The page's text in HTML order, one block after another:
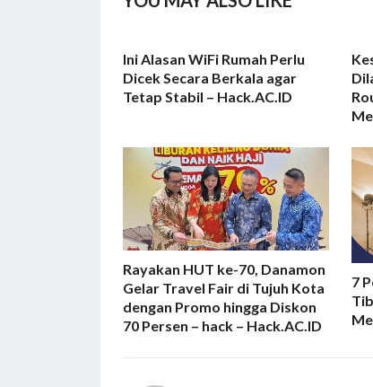
Ini Alasan WiFi Rumah Perlu
Dicek Secara Berkala agar
Tetap Stabil – Hack.AC.ID
Rayakan HUT ke-70, Danamon
Gelar Travel Fair di Tujuh Kota
dengan Promo hingga Diskon
70 Persen – hack – Hack.AC.ID
7